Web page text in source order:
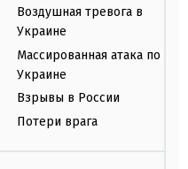
Воздушная тревога в
Украине
Массированная атака по
Украине
Взрывы в России
Потери врага